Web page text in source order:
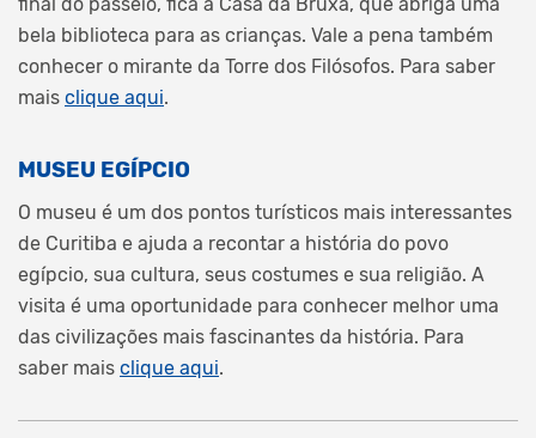
final do passeio, fica a Casa da Bruxa, que abriga uma
bela biblioteca para as crianças. Vale a pena também
conhecer o mirante da Torre dos Filósofos. Para saber
mais clique aqui.
MUSEU EGÍPCIO
O museu é um dos pontos turísticos mais interessantes
de Curitiba e ajuda a recontar a história do povo
egípcio, sua cultura, seus costumes e sua religião. A
visita é uma oportunidade para conhecer melhor uma
das civilizações mais fascinantes da história. Para
saber mais clique aqui.